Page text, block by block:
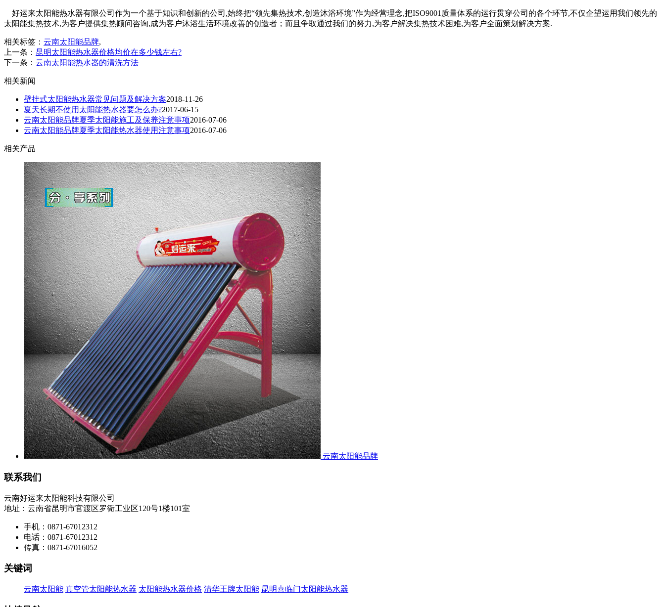
好运来太阳能热水器有限公司作为一个基于知识和创新的公司,始终把“领先集热技术,创造沐浴环境”作为经营理念,把ISO9001 质量体系的运行贯穿公司的各个环节,不仅企望运用我们领先的
太阳能集热技术,为客户提供集热顾问咨询,成为客户沐浴生活环境改善的创造者；而且争取通过我们的努力,为客户解决集热技术困难,为客户全面策划解决方案.
相关标签： 云南太阳能品牌,
上一条： 昆明太阳能热水器价格均价在多少钱左右?
下一条： 云南太阳能热水器的清洗方法
相关新闻
壁挂式太阳能热水器常见问题及解决方案2018-11-26
夏天长期不使用太阳能热水器要怎么办?2017-06-15
云南太阳能品牌夏季太阳能施工及保养注意事项2016-07-06
云南太阳能品牌夏季太阳能热水器使用注意事项2016-07-06
相关产品
云南太阳能品牌
联系我们
云南好运来太阳能科技有限公司
地址：云南省昆明市官渡区罗衙工业区120号1楼101室
手机：0871-67012312
电话：0871-67012312
传真：0871-67016052
关键词
云南太阳能 真空管太阳能热水器 太阳能热水器价格 清华王牌太阳能 昆明喜临门太阳能热水器